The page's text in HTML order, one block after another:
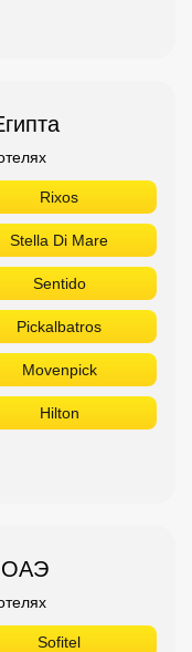
Rixos
Stella Di Mare
Sentido
Pickalbatros
Movenpick
Hilton
ОАЭ
Sofitel